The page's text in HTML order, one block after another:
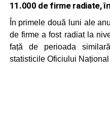
11.000 de firme radiate,
În primele două luni ale
de firme a fost radiat la
față de perioada
statisticile Oficiului